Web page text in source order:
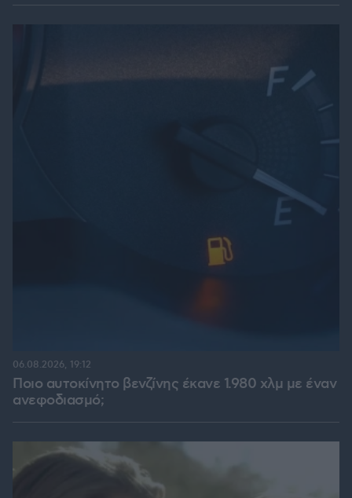
Ποιο αυτοκίνητο βενζίνης έκανε 1.980 χλμ με έναν
ανεφοδιασμό;
06.08.2026, 19:12